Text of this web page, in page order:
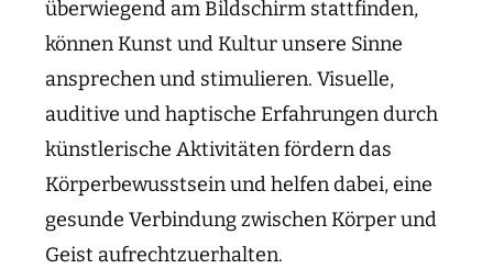
überwiegend am Bildschirm stattfinden,
können Kunst und Kultur unsere Sinne
ansprechen und stimulieren. Visuelle,
auditive und haptische Erfahrungen durch
künstlerische Aktivitäten fördern das
Körperbewusstsein und helfen dabei, eine
gesunde Verbindung zwischen Körper und
Geist aufrechtzuerhalten.